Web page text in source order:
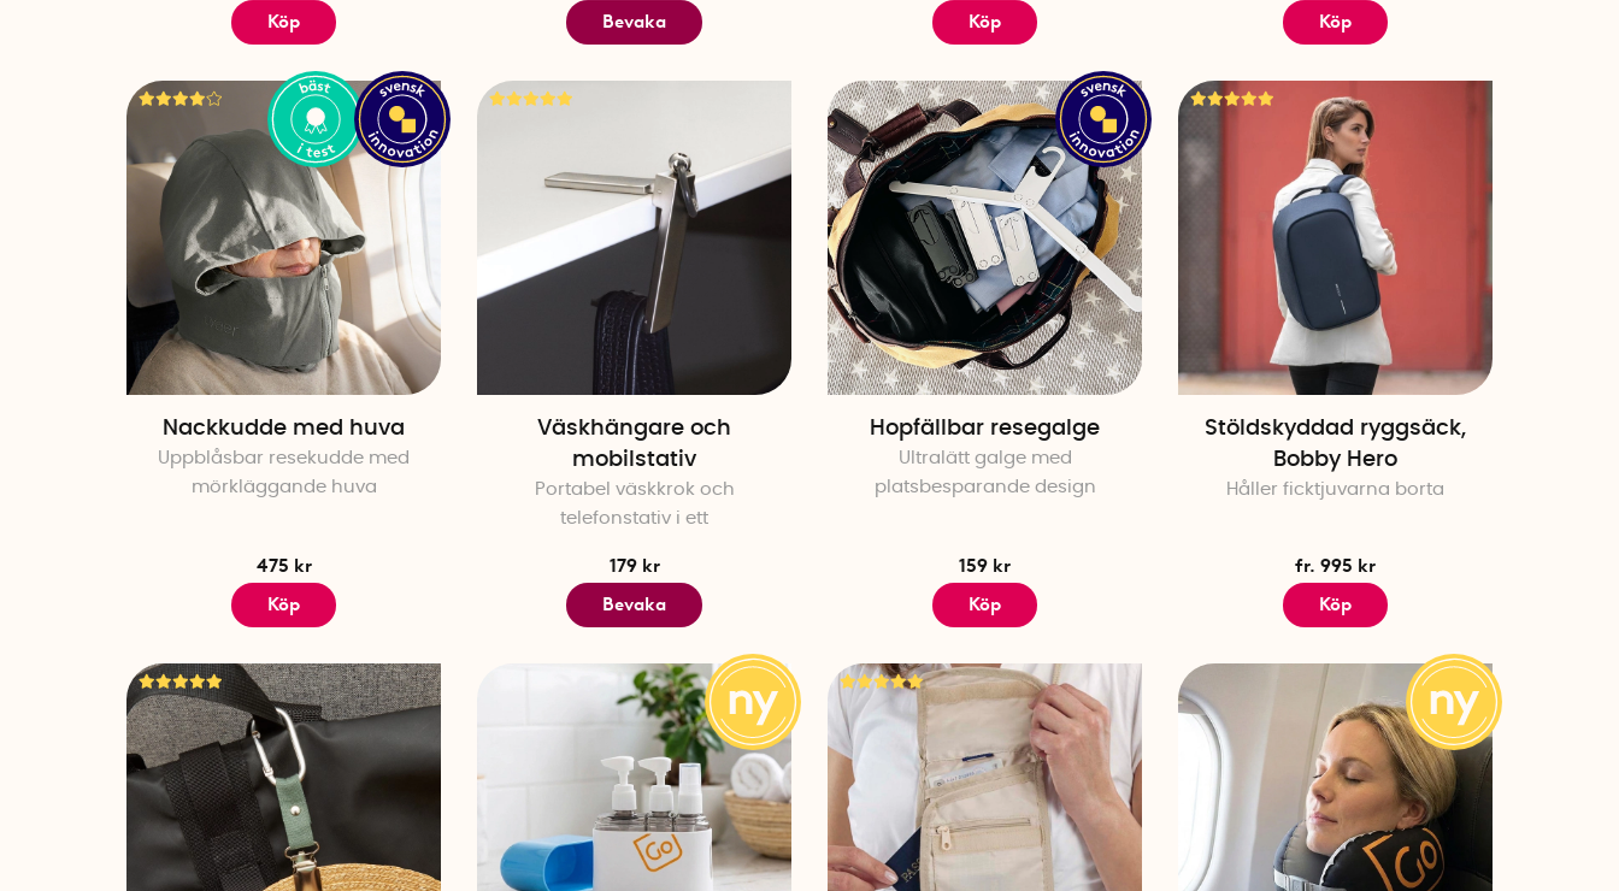
Köp
Bevaka
Köp
Köp
Nackkudde med huva
Uppblåsbar resekudde med
mörkläggande huva
475 kr
Köp
Väskhängare och
mobilstativ
Portabel väskkrok och
telefonstativ i ett
179 kr
Bevaka
Hopfällbar resegalge
Ultralätt galge med
platsbesparande design
159 kr
Köp
Stöldskyddad ryggsäck,
Bobby Hero
Håller ficktjuvarna borta
fr. 995 kr
Köp